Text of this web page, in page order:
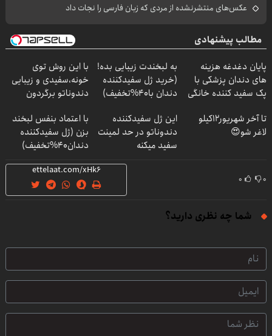
عکس‌های منتشرنشده از مردی که زبان فارسی را نجات داد
مطالب پیشنهادی
پایان دغدغه هزینه
های دندان پزشکی با
پک سفید کننده خانگی
به لبخندت زیبایی بده!
(خرید ژل سفیدکننده
دندان با40%تخفیف)
با این روش توی
خونه،سفیدی و زیبایی
دندوناتو برگردون
تا آخر شهریور12کیلو
لاغر شو😍
این ژل سفیدکننده
دندوناتو در حد لمینت
سفید میکنه
با اعتماد بنفس لبخند
بزن (ژل سفیدکننده
دندان40%تخفیف)
۰ ۰
شما چه نظری دارید؟